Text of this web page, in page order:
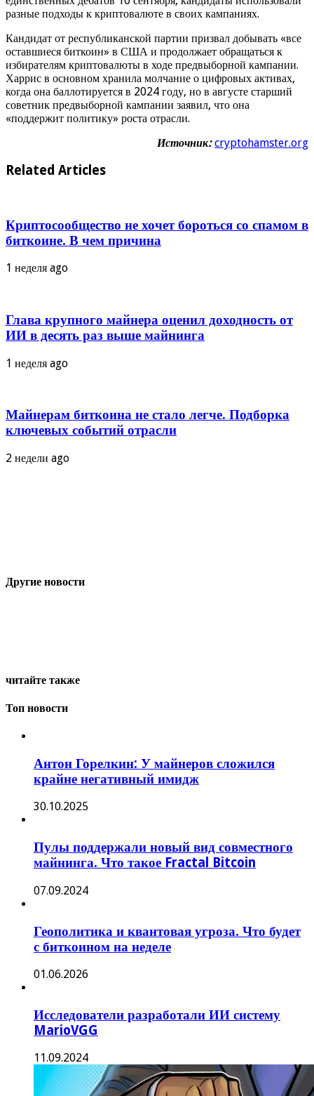
разные подходы к криптовалюте в своих кампаниях.
Кандидат от республиканской партии призвал добывать «все
оставшиеся биткоин» в США и продолжает обращаться к
избирателям криптовалюты в ходе предвыборной кампании.
Харрис в основном хранила молчание о цифровых активах,
когда она баллотируется в 2024 году, но в августе старший
советник предвыборной кампании заявил, что она
«поддержит политику» роста отрасли.
Источник: cryptohamster.org
Related Articles
Криптосообщество не хочет бороться со спамом в
биткоине. В чем причина
1 неделя ago
Глава крупного майнера оценил доходность от
ИИ в десять раз выше майнинга
1 неделя ago
Майнерам биткоина не стало легче. Подборка
ключевых событий отрасли
2 недели ago
Другие новости
читайте также
Топ новости
Антон Горелкин: У майнеров сложился
крайне негативный имидж
30.10.2025
Пулы поддержали новый вид совместного
майнинга. Что такое Fractal Bitcoin
07.09.2024
Геополитика и квантовая угроза. Что будет
с биткоином на неделе
01.06.2026
Исследователи разработали ИИ систему
MarioVGG
11.09.2024